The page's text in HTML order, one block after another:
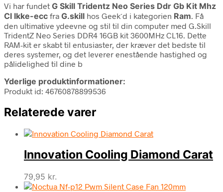
Vi har fundet G Skill Tridentz Neo Series Ddr Gb Kit Mhz
Cl Ikke-ecc fra G.skill hos Geek´d i kategorien Ram. Få
den ultimative ydeevne og stil til din computer med G.Skill
TridentZ Neo Series DDR4 16GB kit 3600MHz CL16. Dette
RAM-kit er skabt til entusiaster, der kræver det bedste til
deres systemer, og det leverer enestående hastighed og
pålidelighed til dine b
Yderlige produktinformationer:
Produkt id: 46760878899536
Relaterede varer
Innovation Cooling Diamond Carat
79,95 kr.